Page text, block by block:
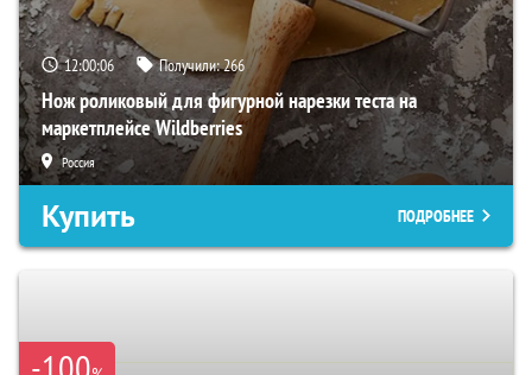
12:00:05 Получили:266
Нож роликовый для фигурной нарезки теста на
маркетплейсе Wildberries
Россия
Купить ПОДРОБНЕЕ